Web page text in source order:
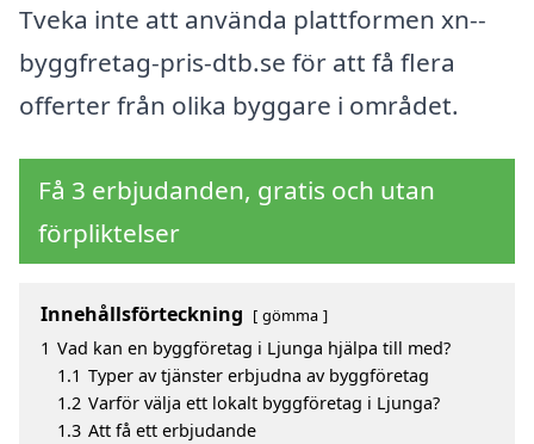
Tveka inte att använda plattformen xn--
byggfretag-pris-dtb.se för att få flera
offerter från olika byggare i området.
Få 3 erbjudanden, gratis och utan
förpliktelser
Innehållsförteckning gömma
1 Vad kan en byggföretag i Ljunga hjälpa till med?
1.1 Typer av tjänster erbjudna av byggföretag
1.2 Varför välja ett lokalt byggföretag i Ljunga?
1.3 Att få ett erbjudande